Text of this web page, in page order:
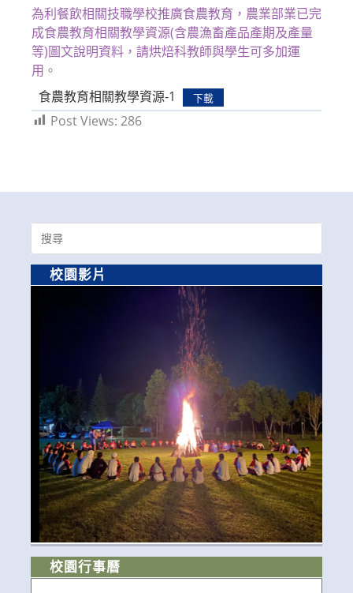
為利餐飲相關技職學校推廣食農教育，農業部業已完
成食農教育相關教學資源(含農漁畜產品產期及產量
等)圖文說明資料，請烘焙科教師與學生可多加運
用 。
食農教育相關教學資源-1
下載
Post Views: 286
Search
for:
校園影片
校園行事曆